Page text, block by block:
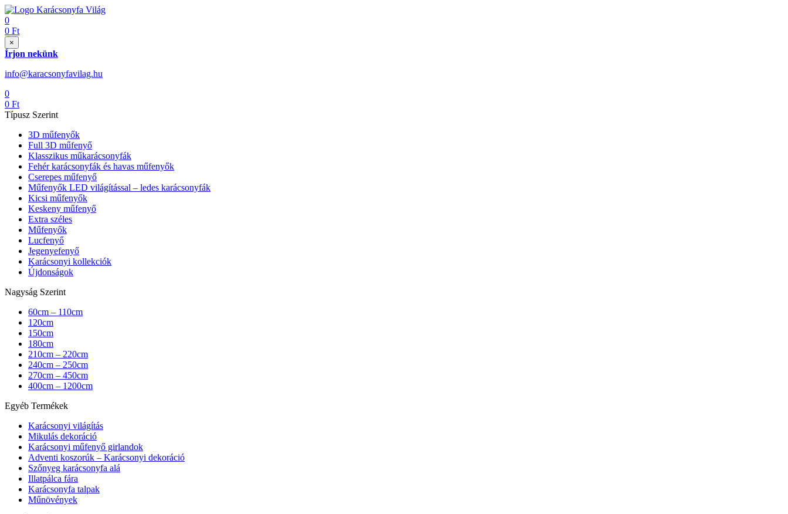
0
0 Ft
×
Írjon nekünk
info@karacsonyfavilag.hu
0
0 Ft
Típusz Szerint
3D műfenyők
Full 3D műfenyő
Klasszikus műkarácsonyfák
Fehér karácsonyfák és havas műfenyők
Cserepes műfenyő
Műfenyők LED világítással – ledes karácsonyfák
Kicsi műfenyők
Keskeny műfenyő
Extra széles
Műfenyők
Lucfenyő
Jegenyefenyő
Karácsonyi kollekciók
Újdonságok
Nagyság Szerint
60cm – 110cm
120cm
150cm
180cm
210cm – 220cm
240cm – 250cm
270cm – 450cm
400cm – 1200cm
Egyéb Termékek
Karácsonyi világítás
Mikulás dekoráció
Karácsonyi műfenyő girlandok
Adventi koszorúk – Karácsonyi dekoráció
Szőnyeg karácsonyfa alá
Illatpálca fára
Karácsonyfa talpak
Műnövények